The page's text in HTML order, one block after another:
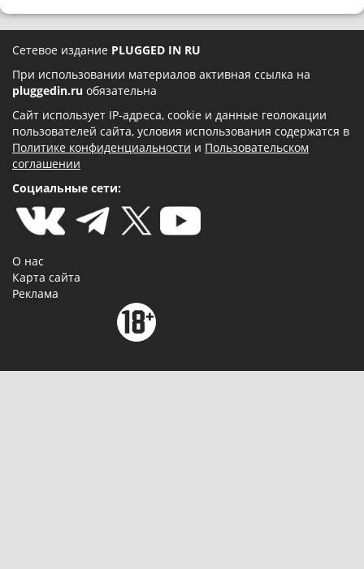
Сетевое издание PLUGGED IN RU
При использовании материалов активная ссылка на
pluggedin.ru обязательна
Сайт использует IP-адреса, cookie и данные геолокации
пользователей сайта, условия использования содержатся в
Политике конфиденциальности и Пользовательском
соглашении
Социальные сети:
О нас
Карта сайта
Реклама